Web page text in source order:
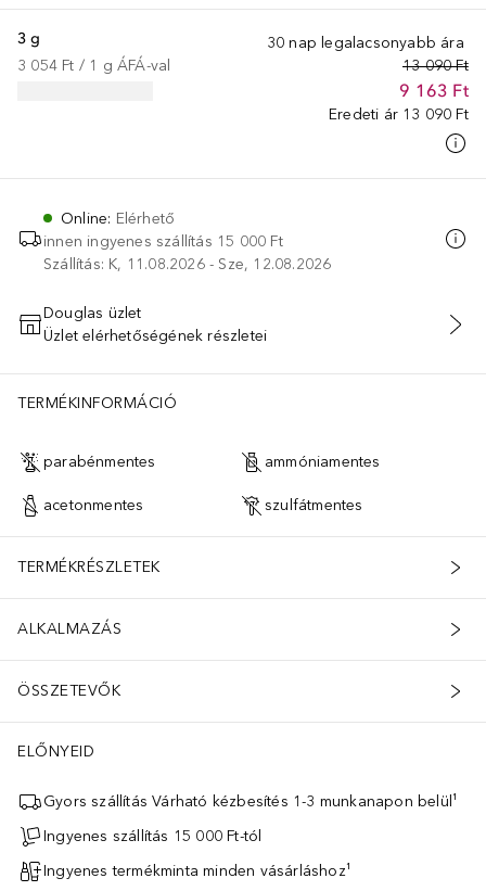
30 nap legalacsonyabb ára
13 090 Ft
9 163 Ft
Eredeti ár 13 090 Ft
3 g
3 054 Ft / 1 g ÁFÁ-val
Online: Elérhető
innen ingyenes szállítás 15 000 Ft
Szállítás: K, 11.08.2026 - Sze, 12.08.2026
KOSÁRBA HELYEZÉS
Douglas üzlet
Üzlet elérhetőségének részletei
TERMÉKINFORMÁCIÓ
parabénmentes ammóniamentes
acetonmentes szulfátmentes
TERMÉKRÉSZLETEK
ALKALMAZÁS
ÖSSZETEVŐK
ELŐNYEID
Gyors szállítás Várható kézbesítés 1-3 munkanapon belül¹
Ingyenes szállítás 15 000 Ft-tól
Ingyenes termékminta minden vásárláshoz¹